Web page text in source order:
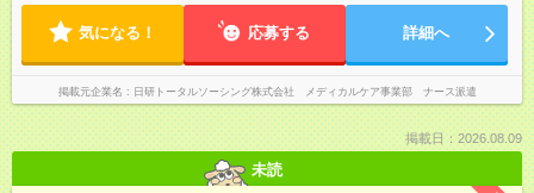
気になる！ 応募する 詳細へ
掲載元企業名 日研トータルソーシング株式会社 メディカルケア事業部 ナース派遣
掲載日：2026.08.09
未読